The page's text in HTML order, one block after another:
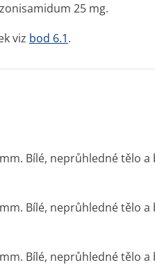
25 mg.
viz bod 6.1.
Bílé, neprůhledné tělo
Bílé, neprůhledné tělo
Bílé, neprůhledné tělo